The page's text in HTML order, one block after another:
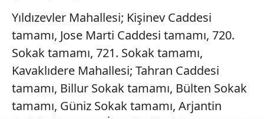
Yıldızevler Mahallesi; Kişinev Caddesi
tamamı, Jose Marti Caddesi tamamı, 720.
Sokak tamamı, 721. Sokak tamamı,
Kavaklıdere Mahallesi; Tahran Caddesi
tamamı, Billur Sokak tamamı, Bülten Sokak
tamamı, Güniz Sokak tamamı, Arjantin